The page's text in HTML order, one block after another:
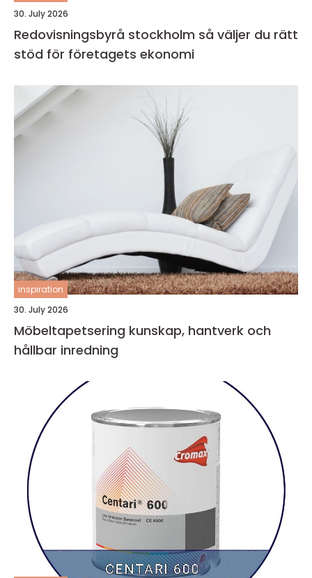
30. July 2026
Redovisningsbyrå stockholm så väljer du rätt
stöd för företagets ekonomi
inspiration
30. July 2026
Möbeltapetsering kunskap, hantverk och
hållbar inredning